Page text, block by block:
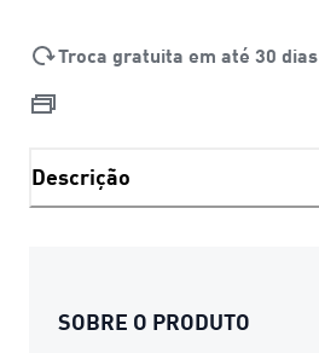
Troca gratuita em até 30 dias
Descrição
SOBRE O PRODUTO